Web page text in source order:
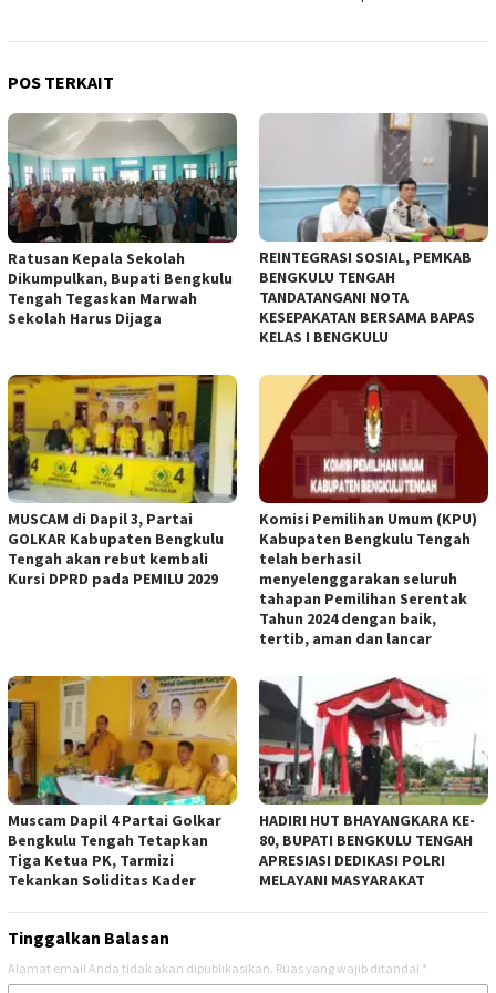
POS TERKAIT
Ratusan Kepala Sekolah
Dikumpulkan, Bupati Bengkulu
Tengah Tegaskan Marwah
Sekolah Harus Dijaga
REINTEGRASI SOSIAL, PEMKAB
BENGKULU TENGAH
TANDATANGANI NOTA
KESEPAKATAN BERSAMA BAPAS
KELAS I BENGKULU
MUSCAM di Dapil 3, Partai
GOLKAR Kabupaten Bengkulu
Tengah akan rebut kembali
Kursi DPRD pada PEMILU 2029
Komisi Pemilihan Umum (KPU)
Kabupaten Bengkulu Tengah
telah berhasil
menyelenggarakan seluruh
tahapan Pemilihan Serentak
Tahun 2024 dengan baik,
tertib, aman dan lancar
Muscam Dapil 4 Partai Golkar
Bengkulu Tengah Tetapkan
Tiga Ketua PK, Tarmizi
Tekankan Soliditas Kader
HADIRI HUT BHAYANGKARA KE-
80, BUPATI BENGKULU TENGAH
APRESIASI DEDIKASI POLRI
MELAYANI MASYARAKAT
Tinggalkan Balasan
Alamat email Anda tidak akan dipublikasikan. Ruas yang wajib ditandai *